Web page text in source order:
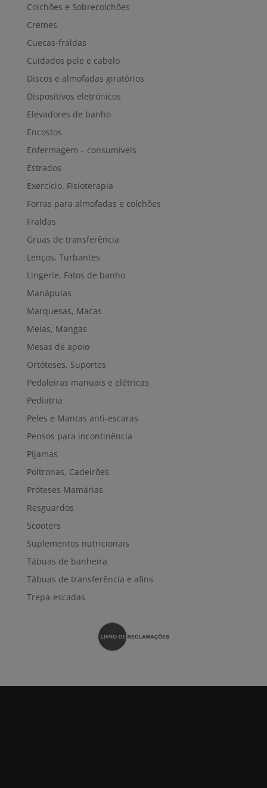
Colchões e Sobrecolchões
Cremes
Cuecas-fraldas
Cuidados pele e cabelo
Discos e almofadas giratórios
Dispositivos eletrónicos
Elevadores de banho
Encostos
Enfermagem – consumíveis
Estrados
Exercício, Fisioterapia
Forras para almofadas e colchões
Fraldas
Gruas de transferência
Lenços, Turbantes
Lingerie, Fatos de banho
Manápulas
Marquesas, Macas
Meias, Mangas
Mesas de apoio
Ortóteses, Suportes
Pedaleiras manuais e elétricas
Pediatria
Peles e Mantas anti-escaras
Pensos para incontinência
Pijamas
Poltronas, Cadeirões
Próteses Mamárias
Resguardos
Scooters
Suplementos nutricionais
Tábuas de banheira
Tábuas de transferência e afins
Trepa-escadas